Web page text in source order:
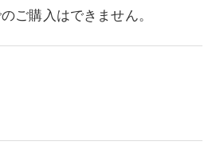
ご購入はできません。